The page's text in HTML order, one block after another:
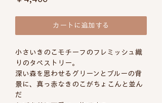
カートに追加する
小さいきのこモチーフのフレミッシュ織
りのタペストリー。
深い森を思わせるグリーンとブルーの背
景に、真っ赤なきのこがちょこんと並ん
だ